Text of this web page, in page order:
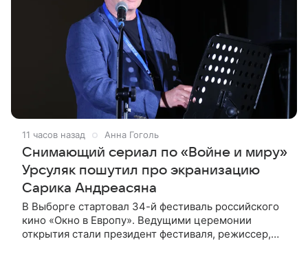
11 часов назад Анна Гоголь
Снимающий сериал по «Войне и миру»
Урсуляк пошутил про экранизацию
Сарика Андреасяна
В Выборге стартовал 34-й фестиваль российского
кино «Окно в Европу». Ведущими церемонии
открытия стали президент фестиваля, режиссер,